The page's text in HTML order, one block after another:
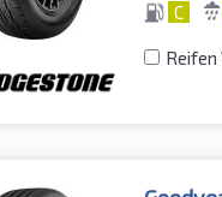
C
Reifen